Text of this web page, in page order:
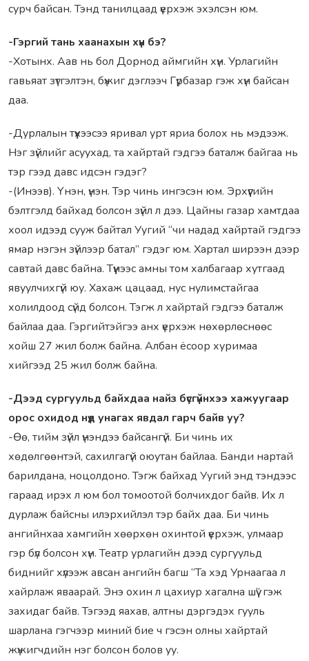
сурч байсан. Тэнд танилцаад үерхэж эхэлсэн юм.
-Гэргий тань хаанахын хүн бэ?
-Хотынх. Аав нь бол Дорнод аймгийн хүн. Урлагийн
гавьяат зүтгэлтэн, бүжиг дэглээч Гүрбазар гэж хүн байсан
даа.
-Дурлалын түүхээсээ яривал урт яриа болох нь мэдээж.
Нэг зүйлийг асуухад, та хайртай гэдгээ баталж байгаа нь
тэр гээд давс идсэн гэдэг?
-(Инээв). Үнэн, үнэн. Тэр чинь ингэсэн юм. Эрхүүгийн
бэлтгэлд байхад болсон зүйл л дээ. Цайны газар хамтдаа
хоол идээд сууж байтал Уугий “чи надад хайртай гэдгээ
ямар нэгэн зүйлээр батал” гэдэг юм. Хартал ширээн дээр
савтай давс байна. Түүнээс амны том халбагаар хутгаад
явуулчихгүй юу. Хахаж цацаад, нус нулимстайгаа
холилдоод сүйд болсон. Тэгж л хайртай гэдгээ баталж
байлаа даа. Гэргийтэйгээ анх үерхэж нөхөрлөснөөс
хойш 27 жил болж байна. Албан ёсоор хуримаа
хийгээд 25 жил болж байна.
-Дээд сургуульд байхдаа найз бүсгүйнхээ хажуугаар
орос охидод нүд унагах явдал гарч байв уу?
-Өө, тийм зүйл үнэндээ байсангүй. Би чинь их
хөдөлгөөнтэй, сахилгагүй оюутан байлаа. Банди нартай
барилдана, ноцолдоно. Тэгж байхад Уугий энд тэндээс
гараад ирэх л юм бол томоотой болчихдог байв. Их л
дурлаж байсны илэрхийлэл тэр байх даа. Би чинь
ангийнхаа хамгийн хөөрхөн охинтой үерхэж, улмаар
гэр бүл болсон хүн. Театр урлагийн дээд сургуульд
биднийг хүлээж авсан ангийн багш “Та хэд Урнаагаа л
хайрлаж яваарай. Энэ охин л цахиур хагална шүү” гэж
захидаг байв. Тэгээд яахав, алтны дэргэдэх гууль
шарлана гэгчээр миний бие ч гэсэн олны хайртай
жүжигчдийн нэг болсон болов уу.